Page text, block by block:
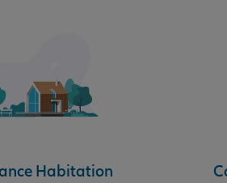
Habitation